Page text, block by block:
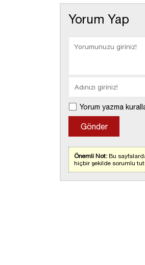
Yorum Yap
Yorum yazma
Önemli Not: Bu
hiçbir şekilde sorumlu